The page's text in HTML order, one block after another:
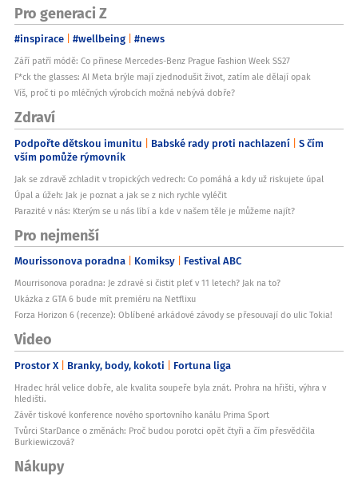
Pro generaci Z
#inspirace #wellbeing #news
Září patří módě: Co přinese Mercedes-Benz Prague Fashion Week SS27
F*ck the glasses: AI Meta brýle mají zjednodušit život, zatím ale dělají opak
Víš, proč ti po mléčných výrobcích možná nebývá dobře?
Zdraví
Podpořte dětskou imunitu Babské rady proti nachlazení S čím
vším pomůže rýmovník
Jak se zdravě zchladit v tropických vedrech: Co pomáhá a kdy už riskujete úpal
Úpal a úžeh: Jak je poznat a jak se z nich rychle vyléčit
Parazité v nás: Kterým se u nás líbí a kde v našem těle je můžeme najít?
Pro nejmenší
Mourissonova poradna Komiksy Festival ABC
Mourrisonova poradna: Je zdravé si čistit pleť v 11 letech? Jak na to?
Ukázka z GTA 6 bude mít premiéru na Netflixu
Forza Horizon 6 (recenze): Oblíbené arkádové závody se přesouvají do ulic Tokia!
Video
Prostor X Branky, body, kokoti Fortuna liga
Hradec hrál velice dobře, ale kvalita soupeře byla znát. Prohra na hřišti, výhra v
hledišti.
Závěr tiskové konference nového sportovního kanálu Prima Sport
Tvůrci StarDance o změnách: Proč budou porotci opět čtyři a čím přesvědčila
Burkiewiczová?
Nákupy